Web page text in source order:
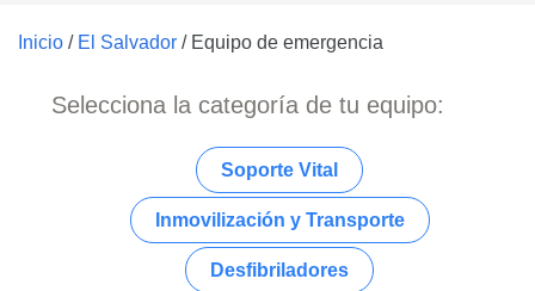
Inicio / El Salvador / Equipo de emergencia
Selecciona la categoría de tu equipo:
Soporte Vital
Inmovilización y Transporte
Desfibriladores